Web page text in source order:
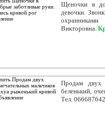
Щеночки в
девочки.
Викторовна.
Продам двух
беленький,
Тел.